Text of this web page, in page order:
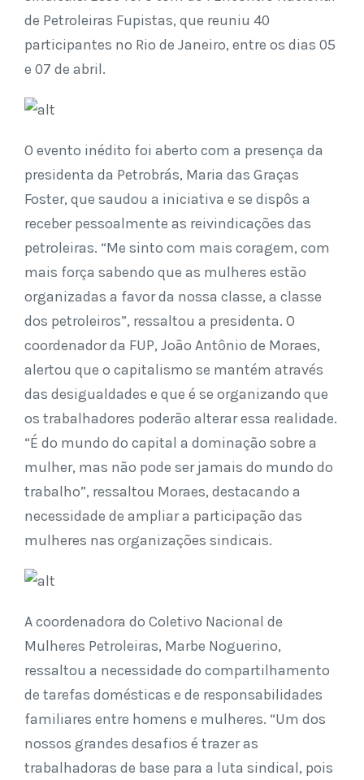
de Petroleiras Fupistas, que reuniu 40
participantes no Rio de Janeiro, entre os dias 05
e 07 de abril.
O evento inédito foi aberto com a presença da
presidenta da Petrobrás, Maria das Graças
Foster, que saudou a iniciativa e se dispôs a
receber pessoalmente as reivindicações das
petroleiras. “Me sinto com mais coragem, com
mais força sabendo que as mulheres estão
organizadas a favor da nossa classe, a classe
dos petroleiros”, ressaltou a presidenta. O
coordenador da FUP, João Antônio de Moraes,
alertou que o capitalismo se mantém através
das desigualdades e que é se organizando que
os trabalhadores poderão alterar essa realidade.
“É do mundo do capital a dominação sobre a
mulher, mas não pode ser jamais do mundo do
trabalho”, ressaltou Moraes, destacando a
necessidade de ampliar a participação das
mulheres nas organizações sindicais.
A coordenadora do Coletivo Nacional de
Mulheres Petroleiras, Marbe Noguerino,
ressaltou a necessidade do compartilhamento
de tarefas domésticas e de responsabilidades
familiares entre homens e mulheres. “Um dos
nossos grandes desafios é trazer as
trabalhadoras de base para a luta sindical, pois